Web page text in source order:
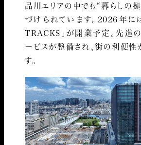
品川エリアの中でも“暮らしの
づけられています。 2026年に
TRACKS」が開業予定。先進
ービスが整備され、街の利便性
す。